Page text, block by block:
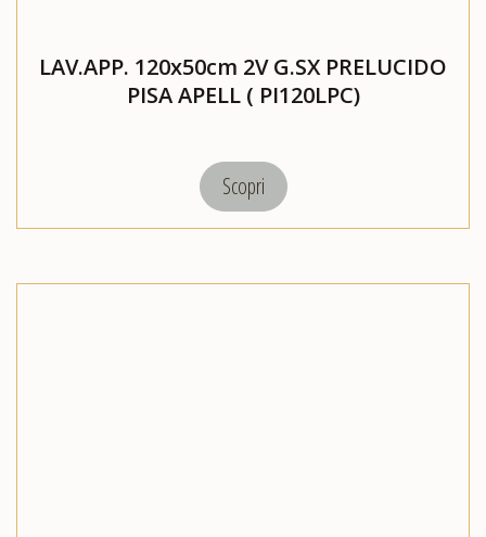
LAV.APP. 120x50cm 2V G.SX PRELUCIDO
PISA APELL ( PI120LPC)
Scopri